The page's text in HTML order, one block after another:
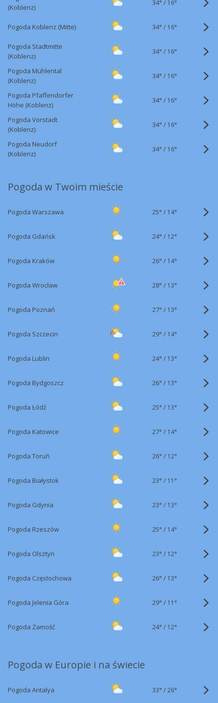
(Koblenz)
34° / 16°
Pogoda Koblenz (Mitte) 34° / 16°
Pogoda Stadtmitte
(Koblenz)
34° / 16°
Pogoda Mühlental
(Koblenz)
34° / 16°
Pogoda Pfaffendorfer
Höhe (Koblenz)
34° / 16°
Pogoda Vorstadt
(Koblenz)
34° / 16°
Pogoda Neudorf
(Koblenz)
34° / 16°
Pogoda w Twoim mieście
Pogoda Warszawa 25° / 14°
Pogoda Gdańsk 24° / 12°
Pogoda Kraków 26° / 14°
Pogoda Wrocław 28° / 13°
Pogoda Poznań 27° / 13°
Pogoda Szczecin 29° / 14°
Pogoda Lublin 24° / 13°
Pogoda Bydgoszcz 26° / 13°
Pogoda Łódź 25° / 13°
Pogoda Katowice 27° / 14°
Pogoda Toruń 26° / 12°
Pogoda Białystok 23° / 11°
Pogoda Gdynia 23° / 13°
Pogoda Rzeszów 25° / 14°
Pogoda Olsztyn 23° / 12°
Pogoda Częstochowa 26° / 13°
Pogoda Jelenia Góra 29° / 11°
Pogoda Zamość 24° / 12°
Pogoda w Europie i na świecie
Pogoda Antalya 33° /26°